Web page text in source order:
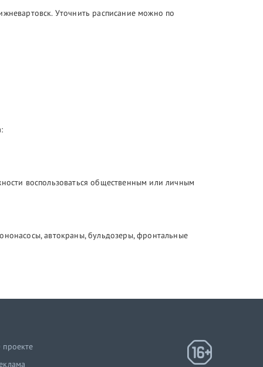
Уточнить расписание можно по
воспользоваться общественным или личным
автокраны, бульдозеры, фронтальные
проекте